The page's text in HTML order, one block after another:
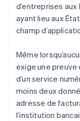
d’entreprises
ayant lieu aux
champ
Même
exige une preuve
d’un service
moins deux
adresse de
l’institution